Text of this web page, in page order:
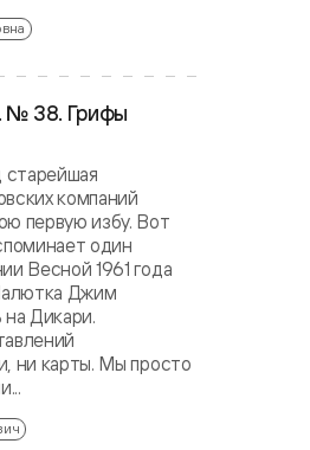
№ 38. Грифы
компаний
первую избу. Вот
один
Весной 1961 года
Джим
на Дикари.
ни карты. Мы просто